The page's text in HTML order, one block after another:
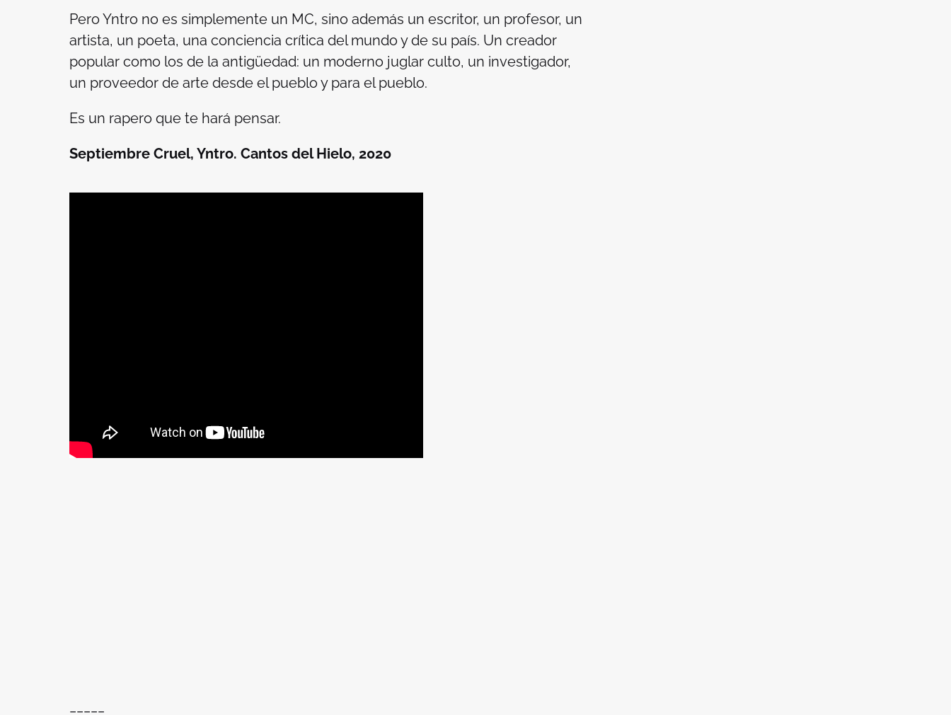
Pero Yntro no es simplemente un MC, sino además un escritor, un profesor, un
artista, un poeta, una conciencia crítica del mundo y de su país. Un creador
popular como los de la antigüedad: un moderno juglar culto, un investigador,
un proveedor de arte desde el pueblo y para el pueblo.
Es un rapero que te hará pensar.
Septiembre Cruel, Yntro. Cantos del Hielo, 2020